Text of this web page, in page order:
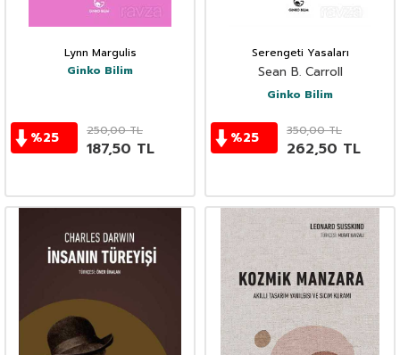
Lynn Margulis
Ginko Bilim
%25 250,00TL
187,50 TL
Serengeti Yasaları
Sean B. Carroll
Ginko Bilim
%25 350,00TL
262,50 TL